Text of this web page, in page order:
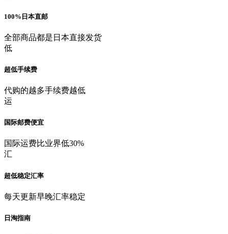
100%日本直邮
全部商品都是日本直接发货
低
超低手续费
代购的越多手续费越低
运
国际邮费便宜
国际运费比业界低30%
汇
超低稳定汇率
每天更新早晚汇率稳定
日淘指南